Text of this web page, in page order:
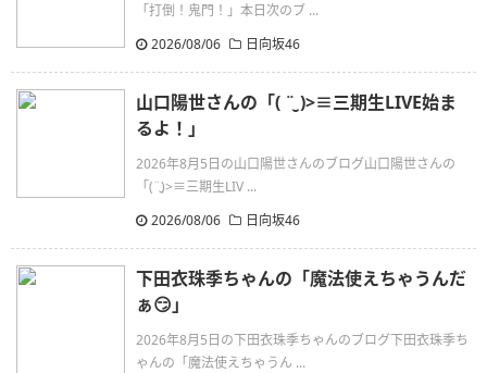
「打倒！鬼門！」本日次のブ ...
2026/08/06
日向坂46
山口陽世さんの「( ¨̮ )>≡三期生LIVE始ま
るよ！」
2026年8月5日の山口陽世さんのブログ山口陽世さんの
「(¨̮)>≡三期生LIV ...
2026/08/06
日向坂46
下田衣珠季ちゃんの「魔法使えちゃうんだ
ぁ😏」
2026年8月5日の下田衣珠季ちゃんのブログ下田衣珠季ち
ゃんの「魔法使えちゃうん ...